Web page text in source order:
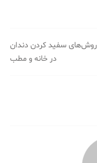
روش‌های سفید کردن دندان
در خانه و مطب